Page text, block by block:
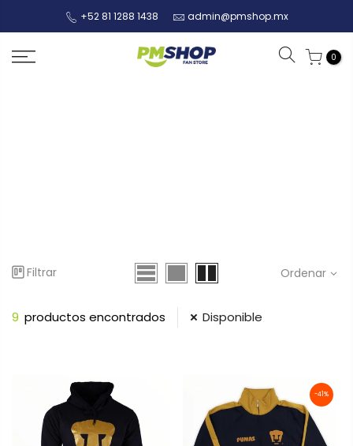
+52 81 1288 1438 admin@pmshop.mx
0
Filtrar Ordenar
9 productos encontrados Disponible
-41%